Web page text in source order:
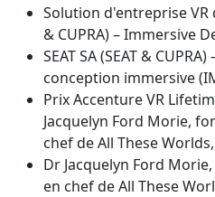
Solution d'entreprise VR
& CUPRA) – Immersive
SEAT SA (SEAT &
conception immersive
Prix Accenture VR
Jacquelyn Ford Morie,
chef de All These Worlds,
Dr Jacquelyn Ford
en chef de All These